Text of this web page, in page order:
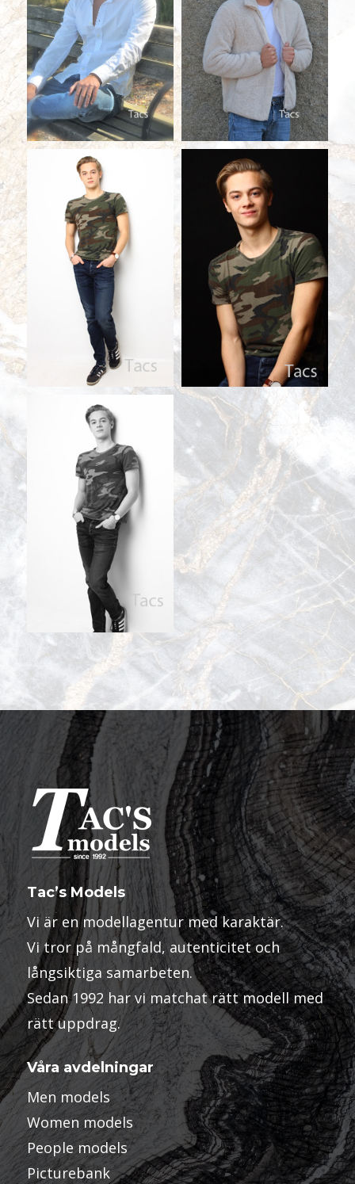
Tac’s Models
Vi är en modellagentur med karaktär.
Vi tror på mångfald, autenticitet och
långsiktiga samarbeten.
Sedan 1992 har vi matchat rätt modell med
rätt uppdrag.
Våra avdelningar
Men models
Women models
People models
Picturebank